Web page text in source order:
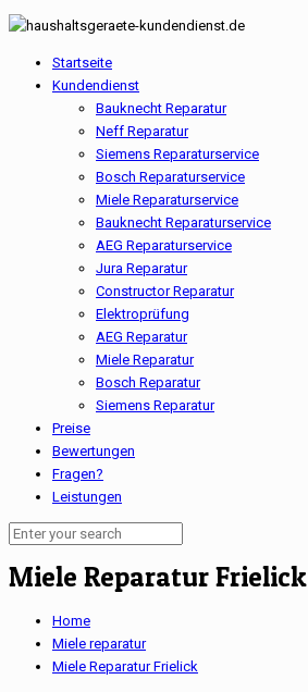
Startseite
Kundendienst
Bauknecht Reparatur
Neff Reparatur
Siemens Reparaturservice
Bosch Reparaturservice
Miele Reparaturservice
Bauknecht Reparaturservice
AEG Reparaturservice
Jura Reparatur
Constructor Reparatur
Elektroprüfung
AEG Reparatur
Miele Reparatur
Bosch Reparatur
Siemens Reparatur
Preise
Bewertungen
Fragen?
Leistungen
Miele Reparatur Frielick
Home
Miele reparatur
Miele Reparatur Frielick